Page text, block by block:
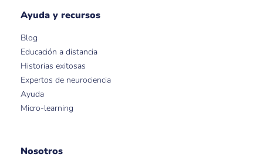
Ayuda y recursos
Blog
Educación a distancia
Historias exitosas
Expertos de neurociencia
Ayuda
Micro-learning
Nosotros